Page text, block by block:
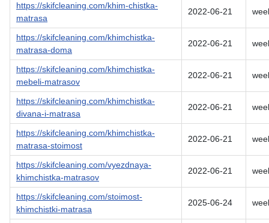
https://skifcleaning.com/khim-chistka-
matrasa
2022-06-21
https://skifcleaning.com/khimchistka-
matrasa-doma
2022-06-21
https://skifcleaning.com/khimchistka-
mebeli-matrasov
2022-06-21
https://skifcleaning.com/khimchistka-
divana-i-matrasa
2022-06-21
https://skifcleaning.com/khimchistka-
matrasa-stoimost
2022-06-21
https://skifcleaning.com/vyezdnaya-
khimchistka-matrasov
2022-06-21
https://skifcleaning.com/stoimost-
khimchistki-matrasa
2025-06-24